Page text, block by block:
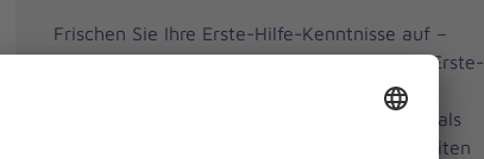
Frischen Sie Ihre Erste-Hilfe-Kenntnisse auf –
praxisnah, kompakt und anerkannt. Unsere Erste-
Hilfe-Fortbildung richtet sich an betriebliche
Ersthelfende, deren Ausbildung nicht länger als
zwei Jahre zurückliegt. In 9 Unterrichtseinheiten